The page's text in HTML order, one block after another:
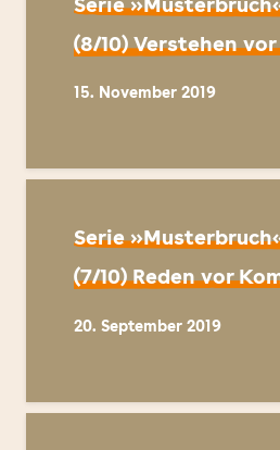
(8/10) Verstehen
15. November 2019
Serie
(7/10) Reden vor
20. September 2019